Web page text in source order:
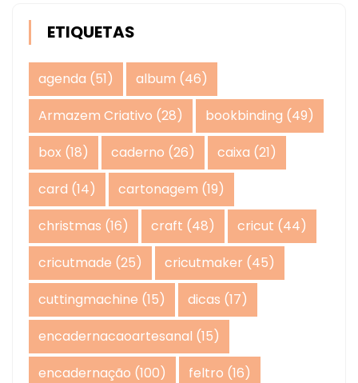
ETIQUETAS
agenda (51) album (46)
Armazem Criativo (28) bookbinding (49)
box (18) caderno (26) caixa (21)
card (14) cartonagem (19)
christmas (16) craft (48) cricut (44)
cricutmade (25) cricutmaker (45)
cuttingmachine (15) dicas (17)
encadernacaoartesanal (15)
encadernação (100) feltro (16)